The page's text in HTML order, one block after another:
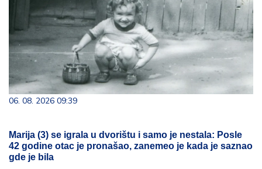
06. 08. 2026 09:39
Marija (3) se igrala u dvorištu i samo je nestala: Posle
42 godine otac je pronašao, zanemeo je kada je saznao
gde je bila